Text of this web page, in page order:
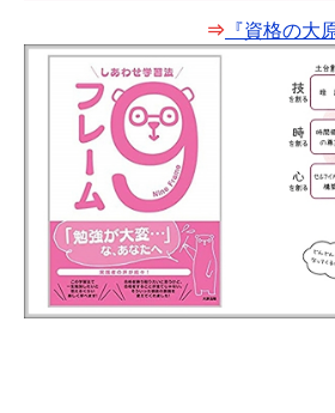
⇒ 『資格の大